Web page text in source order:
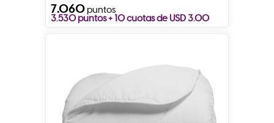
7.060puntos
3.530 puntos + 10 cuotas de USD 3.00